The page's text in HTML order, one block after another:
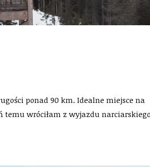
ponad 90 km. Idealne miejsce na
temu wróciłam z wyjazdu